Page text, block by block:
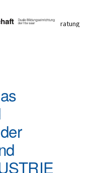
Studienberatung